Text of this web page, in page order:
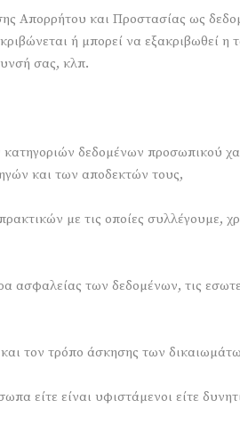
Απορρήτου και Προστασίας ως
ή μπορεί να εξακριβωθεί
σας, κλπ.
δεδομένων προσωπικού
και των αποδεκτών τους,
με τις οποίες συλλέγουμε,
ασφαλείας των δεδομένων, τις
τον τρόπο άσκησης των
είτε είναι υφιστάμενοι είτε